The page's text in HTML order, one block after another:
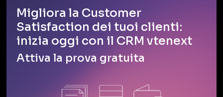
Migliora la Customer
Satisfaction dei tuoi clienti:
inizia oggi con il CRM vtenext
Attiva la prova gratuita